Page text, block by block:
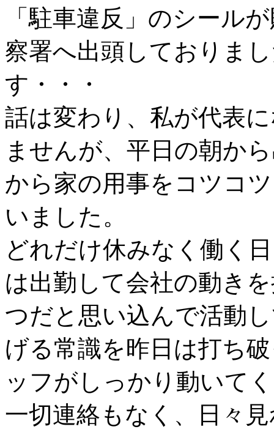
「駐車違反」のシール
察署へ出頭しておりま
す・・・
話は変わり、私が代表
ませんが、平日の朝か
から家の用事をコツコ
いました。
どれだけ休みなく働く
は出勤して会社の動き
つだと思い込んで活動
げる常識を昨日は打ち
ッフがしっかり動いて
一切連絡もなく、日々